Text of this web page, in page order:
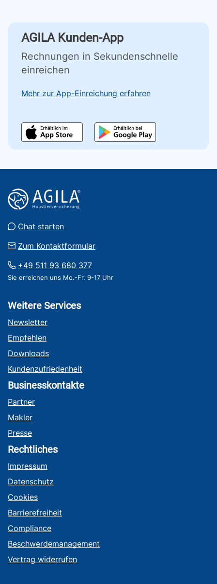
AGILA Kunden-App
Rechnungen in Sekundenschnelle
einreichen
Mehr zur App-Einreichung erfahren